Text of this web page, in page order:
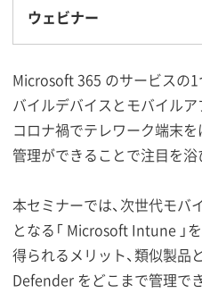
ウェビナー
Microsoft 365 のサービスの1
バイルデバイスとモバイルア
コロナ禍でテレワーク端末
管理ができることで注目を浴
本セミナーでは、次世代モ
となる「 Microsoft Intune 」
得られるメリット、類似製
Defender をどこまで管理で